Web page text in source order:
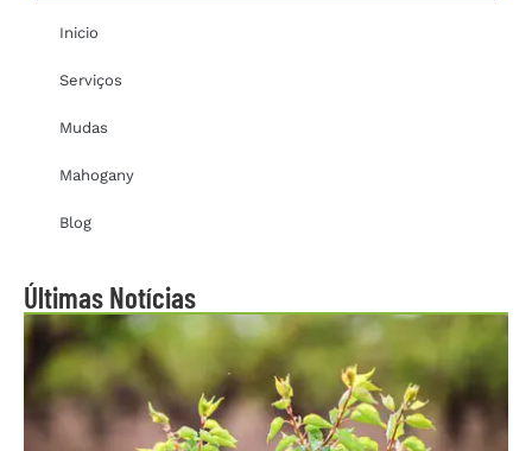
Inicio
Serviços
Mudas
Mahogany
Blog
Últimas Notícias